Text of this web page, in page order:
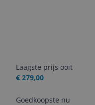
Laagste prijs ooit
€ 279,00
Goedkoopste nu